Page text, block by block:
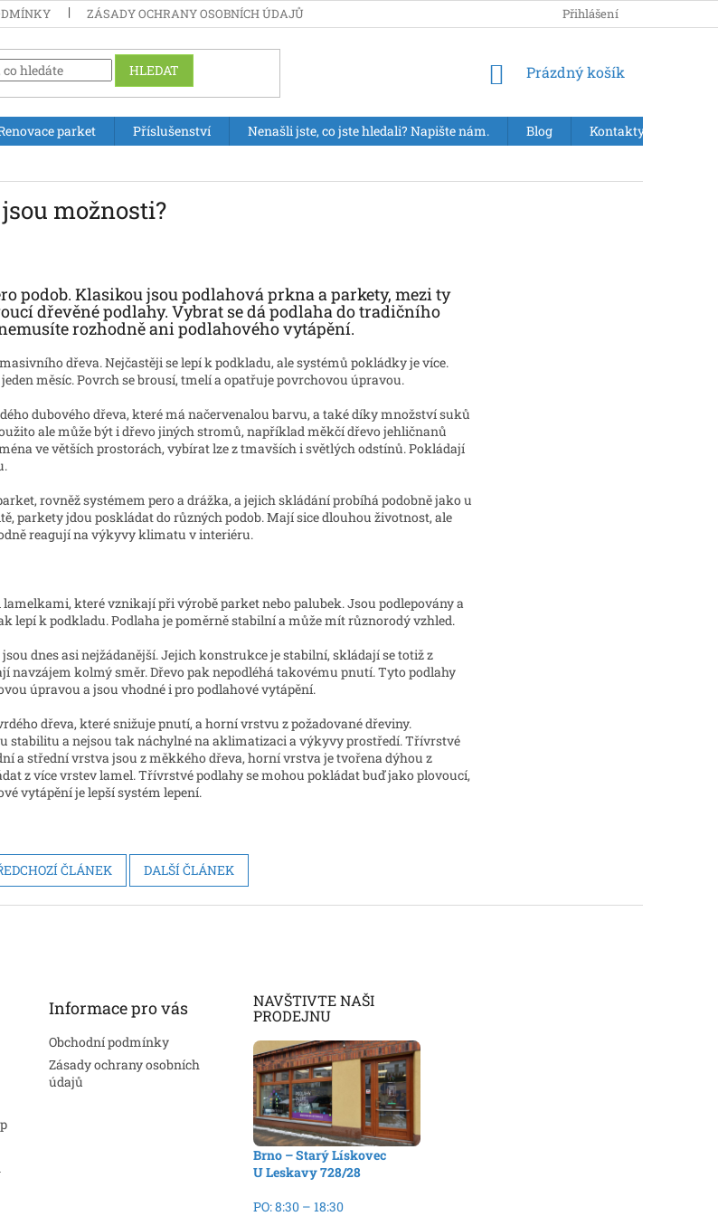
ZÁSADY OCHRANY OSOBNÍCH ÚDAJŮ Přihlášení
HLEDAT
NÁKUPNÍ
Prázdný košík
parket Příslušenství Nenašli jste, co jste hledali? Napište nám. Blog Kontakty
možnosti?
podob. Klasikou jsou podlahová prkna a parkety, mezi ty
dřevěné podlahy. Vybrat se dá podlaha do tradičního
rozhodně ani podlahového vytápění.
dřeva. Nejčastěji se lepí k podkladu, ale systémů pokládky je více.
měsíc. Povrch se brousí, tmelí a opatřuje povrchovou úpravou.
dubového dřeva, které má načervenalou barvu, a také díky množství suků
ale může být i dřevo jiných stromů, například měkčí dřevo jehličnanů
ve větších prostorách, vybírat lze z tmavších i světlých odstínů. Pokládají
rovněž systémem pero a drážka, a jejich skládání probíhá podobně jako u
parkety jdou poskládat do různých podob. Mají sice dlouhou životnost, ale
reagují na výkyvy klimatu v interiéru.
které vznikají při výrobě parket nebo palubek. Jsou podlepovány a
lepí k podkladu. Podlaha je poměrně stabilní a může mít různorodý vzhled.
dnes asi nejžádanější. Jejich konstrukce je stabilní, skládají se totiž z
navzájem kolmý směr. Dřevo pak nepodléhá takovému pnutí. Tyto podlahy
úpravou a jsou vhodné i pro podlahové vytápění.
dřeva, které snižuje pnutí, a horní vrstvu z požadované dřeviny.
stabilitu a nejsou tak náchylné na aklimatizaci a výkyvy prostředí. Třívrstvé
a střední vrstva jsou z měkkého dřeva, horní vrstva je tvořena dýhou z
z více vrstev lamel. Třívrstvé podlahy se mohou pokládat buď jako plovoucí,
vytápění je lepší systém lepení.
ČLÁNEK DALŠÍ ČLÁNEK
Informace pro vás
Obchodní podmínky
Zásady ochrany osobních
údajů
NAVŠTIVTE NAŠI
PRODEJNU
Brno – Starý Lískovec
U Leskavy 728/28
PO: 8:30 – 18:30